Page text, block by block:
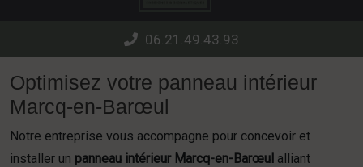
06.21.49.43.93
Optimisez votre panneau intérieur
Marcq-en-Barœul
Notre entreprise vous accompagne pour concevoir et
installer un panneau intérieur Marcq-en-Barœul alliant